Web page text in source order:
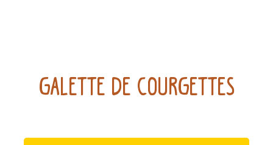
Galette De Courgettes